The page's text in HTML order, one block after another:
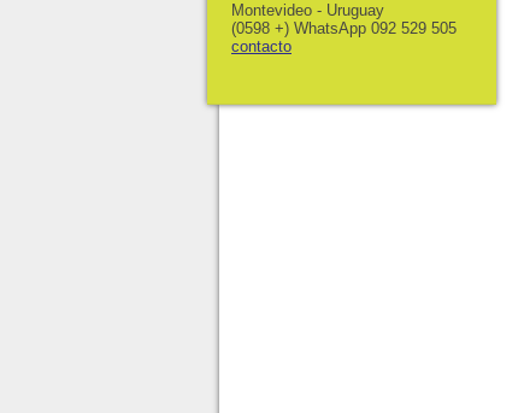
Montevideo - Uruguay
(0598 +) WhatsApp 092 529 505
contacto